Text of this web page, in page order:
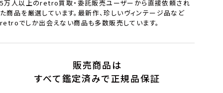
5万人以上のretro買取・委託販売ユーザーから直接依頼され
た商品を厳選しています。最新作、珍しいヴィンテージ品など
retroでしか出会えない商品も多数販売しています。
販売商品は
すべて鑑定済みで正規品保証